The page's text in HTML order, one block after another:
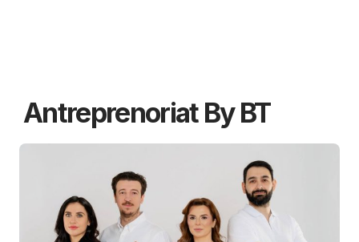
Antreprenoriat By BT